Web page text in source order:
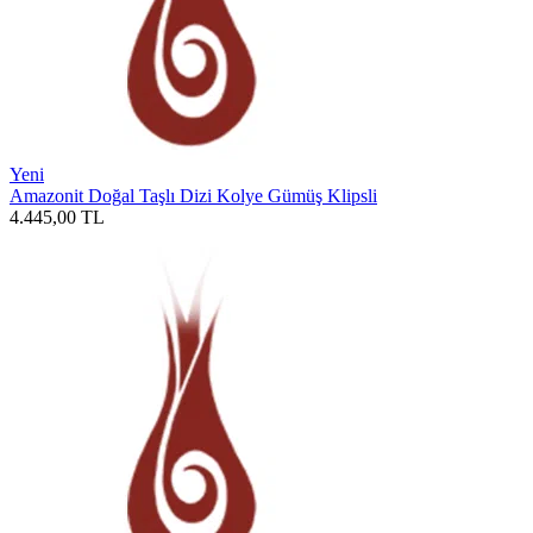
Yeni
Amazonit Doğal Taşlı Dizi Kolye Gümüş Klipsli
4.445,00 TL